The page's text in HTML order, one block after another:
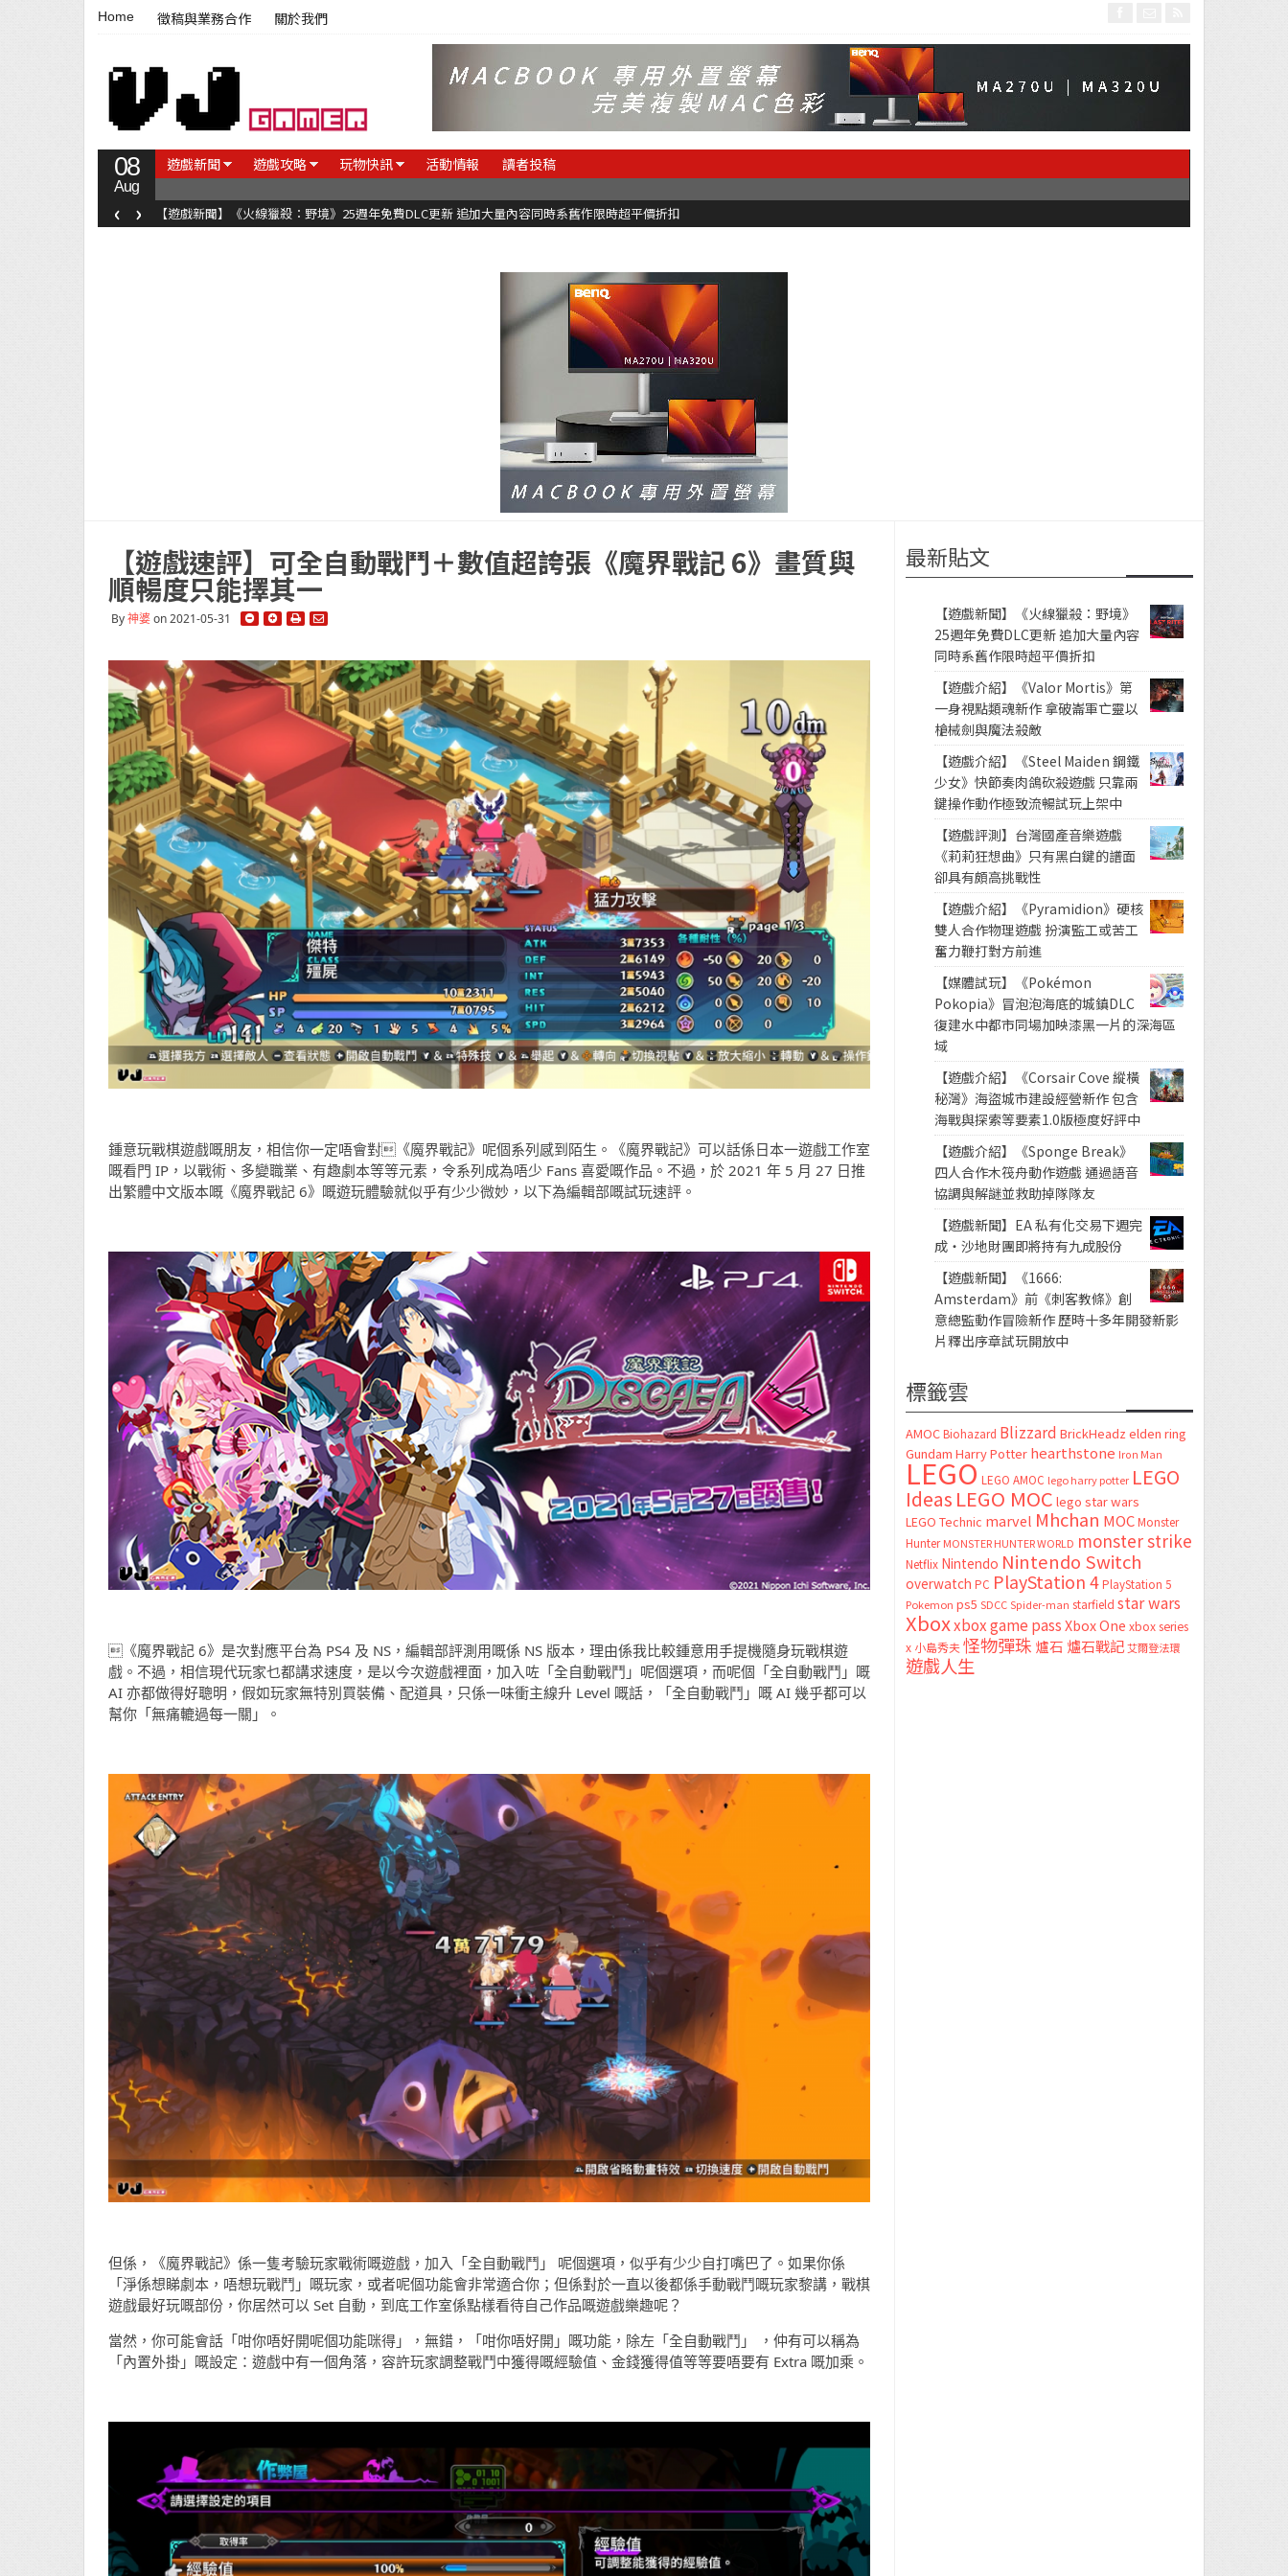
Home 徵稿與業務合作 關於我們
08
Aug
遊戲新聞 遊戲攻略 玩物快訊 活動情報 讀者投稿
【遊戲新聞】《火線獵殺：野境》25週年免費DLC更新 追加大量內容同時系舊作限時超平價折扣
‹ ›
【遊戲速評】可全自動戰鬥＋數值超誇張《魔界戰記 6》畫質與
順暢度只能擇其一
By神婆on 2021-05-31
鍾意玩戰棋遊戲嘅朋友，相信你一定唔會對《魔界戰記》呢個系列感到陌生。《魔界戰記》可以話係日本一遊戲工作室
嘅看門 IP，以戰術、多變職業、有趣劇本等等元素，令系列成為唔少 Fans 喜愛嘅作品。不過，於 2021 年 5 月 27 日推
出繁體中文版本嘅《魔界戰記 6》嘅遊玩體驗就似乎有少少微妙，以下為編輯部嘅試玩速評。
《魔界戰記 6》是次對應平台為 PS4 及 NS，編輯部評測用嘅係 NS 版本，理由係我比較鍾意用手提機隨身玩戰棋遊
戲。不過，相信現代玩家乜都講求速度，是以今次遊戲裡面，加入咗「全自動戰鬥」呢個選項，而呢個「全自動戰鬥」嘅
AI 亦都做得好聰明，假如玩家無特別買裝備、配道具，只係一味衝主線升 Level 嘅話，「全自動戰鬥」嘅 AI 幾乎都可以
幫你「無痛轆過每一關」。
但係，《魔界戰記》係一隻考驗玩家戰術嘅遊戲，加入「全自動戰鬥」 呢個選項，似乎有少少自打嘴巴了。如果你係
「淨係想睇劇本，唔想玩戰鬥」嘅玩家，或者呢個功能會非常適合你；但係對於一直以後都係手動戰鬥嘅玩家黎講，戰棋
遊戲最好玩嘅部份，你居然可以 Set 自動，到底工作室係點樣看待自己作品嘅遊戲樂趣呢？
當然，你可能會話「咁你唔好開呢個功能咪得」，無錯，「咁你唔好開」嘅功能，除左「全自動戰鬥」 ，仲有可以稱為
「內置外掛」嘅設定：遊戲中有一個角落，容許玩家調整戰鬥中獲得嘅經驗值、金錢獲得值等等要唔要有 Extra 嘅加乘。
最新貼文
【遊戲新聞】《火線獵殺：野境》
25週年免費DLC更新 追加大量內容
同時系舊作限時超平價折扣
【遊戲介紹】《Valor Mortis》第
一身視點類魂新作 拿破崙軍亡靈以
槍械劍與魔法殺敵
【遊戲介紹】《Steel Maiden 鋼鐵
少女》快節奏肉鴿砍殺遊戲 只靠兩
鍵操作動作極致流暢試玩上架中
【遊戲評測】台灣國產音樂遊戲
《莉莉狂想曲》只有黑白鍵的譜面
卻具有頗高挑戰性
【遊戲介紹】《Pyramidion》硬核
雙人合作物理遊戲 扮演監工或苦工
奮力鞭打對方前進
【媒體試玩】《Pokémon
Pokopia》冒泡泡海底的城鎮DLC
復建水中都市同場加映漆黑一片的深海區
域
【遊戲介紹】《Corsair Cove 縱橫
秘灣》海盜城市建設經營新作 包含
海戰與探索等要素1.0版極度好評中
【遊戲介紹】《Sponge Break》
四人合作木筏舟動作遊戲 通過語音
協調與解謎並救助掉隊隊友
【遊戲新聞】EA 私有化交易下週完
成・沙地財團即將持有九成股份
【遊戲新聞】《1666:
Amsterdam》前《刺客教條》創
意總監動作冒險新作 歷時十多年開發新影
片釋出序章試玩開放中
標籤雲
AMOC Biohazard Blizzard BrickHeadz elden ring
Gundam Harry Potter hearthstone Iron Man
LEGO LEGO AMOC lego harry potter LEGO
Ideas LEGO MOC lego star wars
LEGO Technic marvel Mhchan MOC Monster
Hunter MONSTER HUNTER WORLD monster strike
Netflix Nintendo Nintendo Switch
overwatch PC PlayStation 4 PlayStation 5
Pokemon ps5 SDCC Spider-man starfield star wars
Xboxxbox game passXbox One xbox series
x 小島秀夫怪物彈珠 爐石 爐石戰記艾爾登法環
遊戲人生